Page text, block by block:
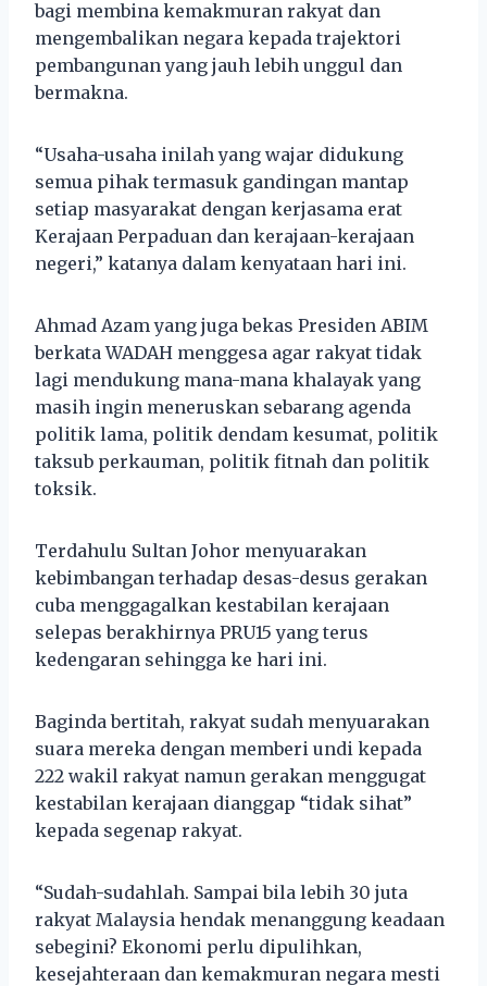
bagi membina kemakmuran rakyat dan
mengembalikan negara kepada trajektori
pembangunan yang jauh lebih unggul dan
bermakna.
“Usaha-usaha inilah yang wajar didukung
semua pihak termasuk gandingan mantap
setiap masyarakat dengan kerjasama erat
Kerajaan Perpaduan dan kerajaan-kerajaan
negeri,” katanya dalam kenyataan hari ini.
Ahmad Azam yang juga bekas Presiden ABIM
berkata WADAH menggesa agar rakyat tidak
lagi mendukung mana-mana khalayak yang
masih ingin meneruskan sebarang agenda
politik lama, politik dendam kesumat, politik
taksub perkauman, politik fitnah dan politik
toksik.
Terdahulu Sultan Johor menyuarakan
kebimbangan terhadap desas-desus gerakan
cuba menggagalkan kestabilan kerajaan
selepas berakhirnya PRU15 yang terus
kedengaran sehingga ke hari ini.
Baginda bertitah, rakyat sudah menyuarakan
suara mereka dengan memberi undi kepada
222 wakil rakyat namun gerakan menggugat
kestabilan kerajaan dianggap “tidak sihat”
kepada segenap rakyat.
“Sudah-sudahlah. Sampai bila lebih 30 juta
rakyat Malaysia hendak menanggung keadaan
sebegini? Ekonomi perlu dipulihkan,
kesejahteraan dan kemakmuran negara mesti